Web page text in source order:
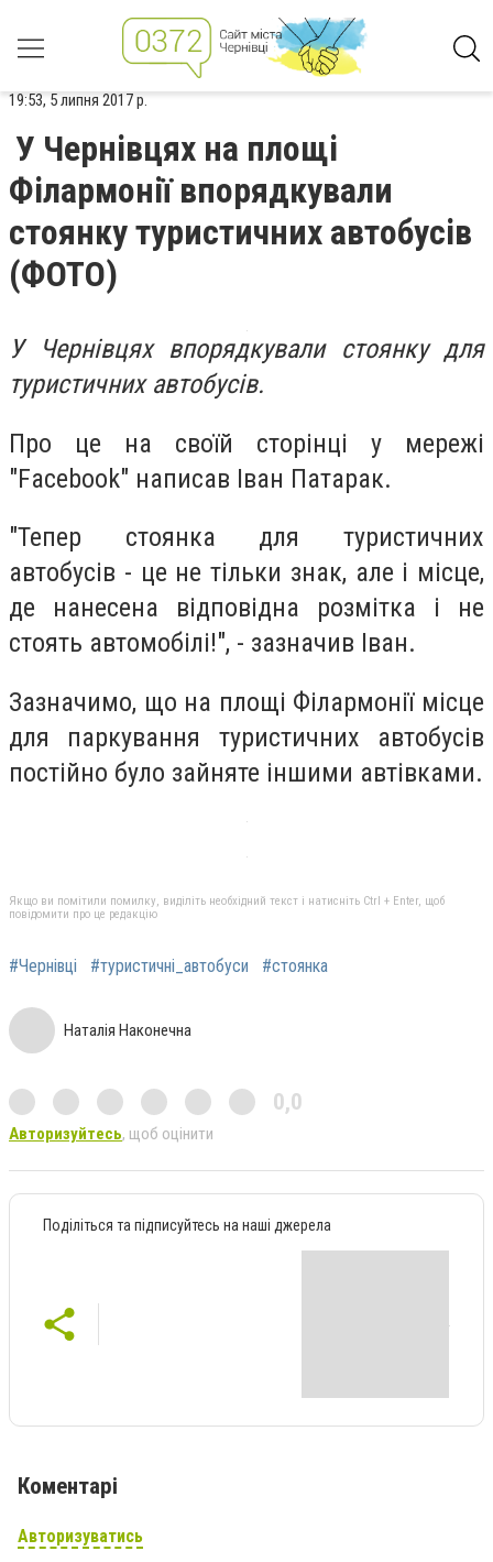
19:53, 5 липня 2017 р.
У Чернівцях на площі
Філармонії впорядкували
стоянку туристичних автобусів
(ФОТО)
У Чернівцях впорядкували стоянку для
туристичних автобусів.
Про це на своїй сторінці у мережі
"Facebook" написав Іван Патарак.
"Тепер стоянка для туристичних
автобусів - це не тільки знак, але і місце,
де нанесена відповідна розмітка і не
стоять автомобілі!", - зазначив Іван.
Зазначимо, що на площі Філармонії місце
для паркування туристичних автобусів
постійно було зайняте іншими автівками.
Якщо ви помітили помилку, виділіть необхідний текст і натисніть Ctrl + Enter, щоб
повідомити про це редакцію
#Чернівці #туристичні_автобуси #стоянка
Наталія Наконечна
0,0
Авторизуйтесь, щоб оцінити
Поділіться та підписуйтесь на наші джерела
Коментарі
Авторизуватись